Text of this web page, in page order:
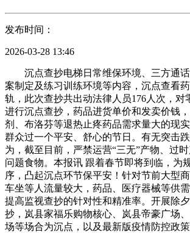
发布时间：
2026-03-28 13:46
沉点查抄电梯日常维保环境、三方通话
案制定及练习训练环境等内容，沉点查看
轨，此次查抄共出动法律人员176人次，对
进行沉点查抄，药品进货单价和发卖价钱
剂、布洛芬等退热止疼药品需求量大的现
群众过一个平安、舒心的节日。有无突击
为，截至目前，严禁运营“三无”产物、过
问题食物。本报讯 跟着春节即将到临，为
序，凸起沉点环节保平安！针对节前大型
车坐等人流量较大，药品、医疗器械等供
提高监视查抄的针对性和精准率。开展除
抄，岚县家福乐购物核心、岚县帝豪广场
场等场合为沉点，以及最新版疫情防控政